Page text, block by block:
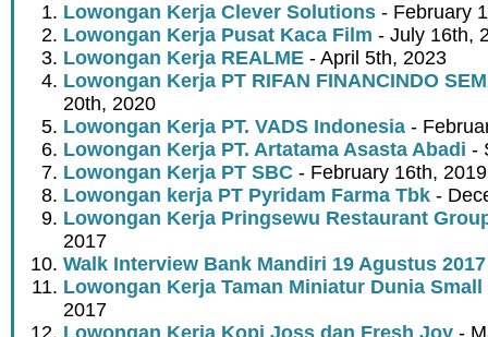
Lowongan Kerja Clever Solutions - February
Lowongan Kerja Pusat Kaca Film - July 16th,
Lowongan Kerja REALME - April 5th, 2023
Lowongan Kerja PT RIFAN FINANCINDO
20th, 2020
Lowongan Kerja PT. VADS Indonesia -
Lowongan Kerja PT. Artatama Asasta Abadi -
Lowongan Kerja PT SBC - February 16th, 2019
Lowongan kerja PT Pyridam Farma Tbk -
Lowongan Kerja Pringsewu Restaurant
2017
Walk Interview Bank Mandiri 19 Agustus 2017
Lowongan Kerja Taman Miniatur Dunia Small
2017